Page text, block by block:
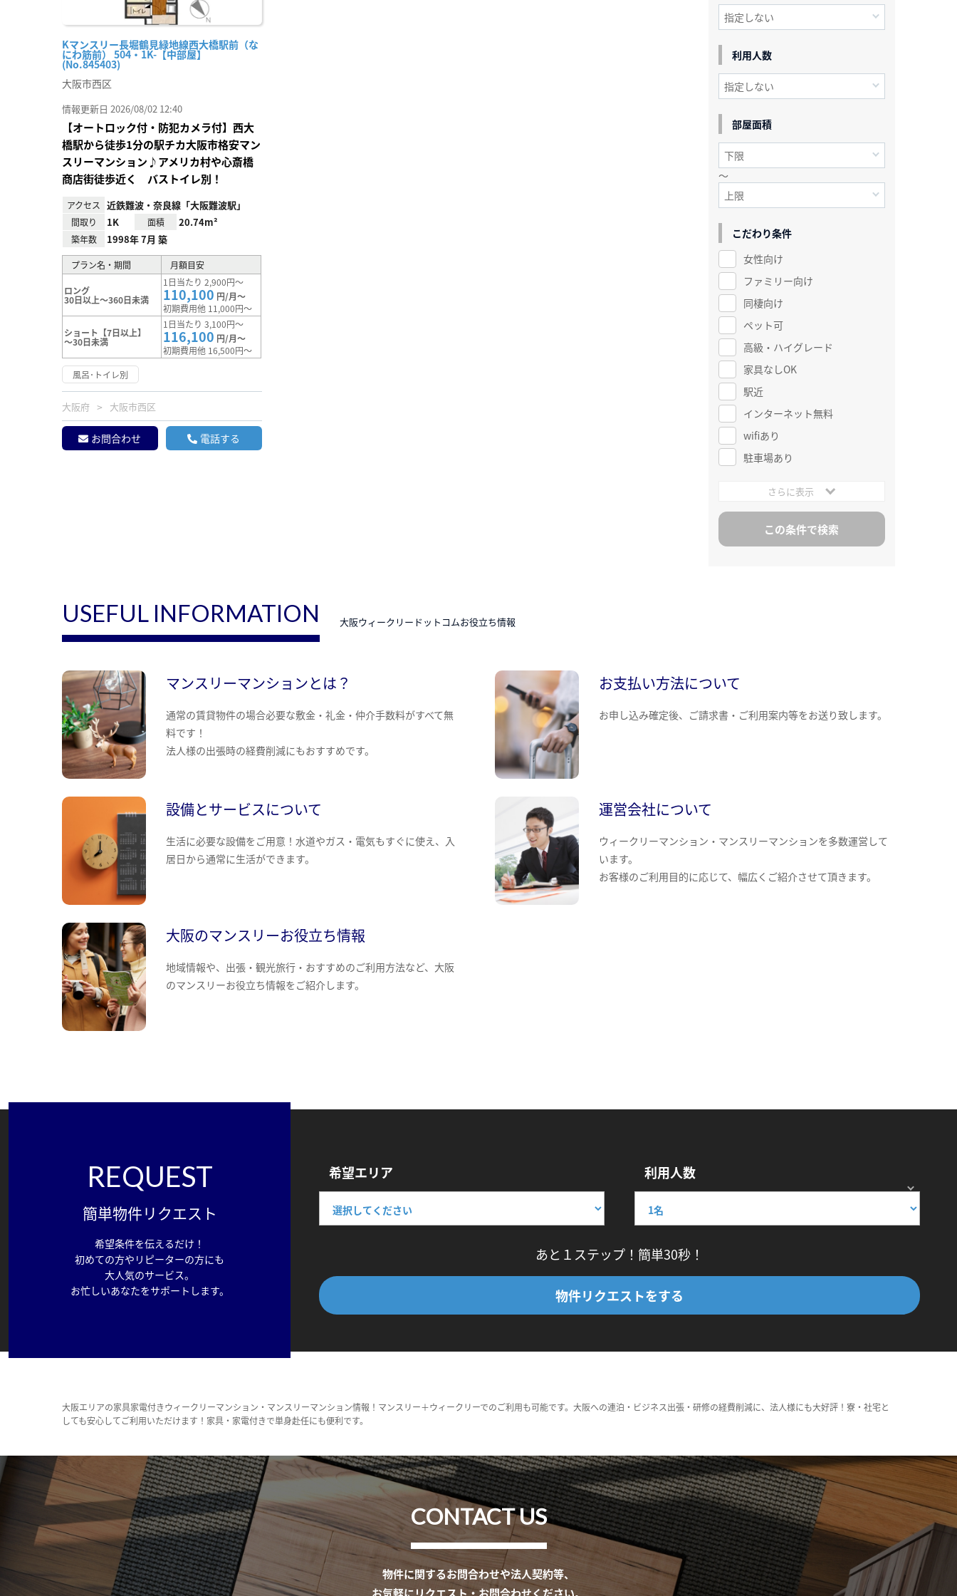
Kマンスリー長堀鶴見緑地線西大橋駅前（な
にわ筋前） 504・1K-【中部屋】
(No.845403)
大阪市西区
情報更新日 2026/08/02 12:40
【オートロック付・防犯カメラ付】西大
橋駅から徒歩1分の駅チカ大阪市格安マン
スリーマンション♪アメリカ村や心斎橋
商店街徒歩近く バストイレ別！
アクセス 近鉄難波・奈良線「大阪難波駅」
間取り 1K 面積 20.74m²
築年数 1998年 7月 築
プラン名・期間 月額目安
ロング
30日以上～360日未満
1日当たり 2,900円～
110,100 円/月～
初期費用他 11,000円～
ショート【7日以上】
～30日未満
1日当たり 3,100円～
116,100 円/月～
初期費用他 16,500円～
風呂･トイレ別
大阪府 大阪市西区
お問合わせ 電話する
利用人数
部屋面積
～
こだわり条件
女性向け
ファミリー向け
同棲向け
ペット可
高級・ハイグレード
家具なしOK
駅近
インターネット無料
wifiあり
駐車場あり
さらに表示
USEFUL INFORMATION 大阪ウィークリードットコムお役立ち情報
マンスリーマンションとは？
通常の賃貸物件の場合必要な敷金・礼金・仲介手数料がすべて無
料です！
法人様の出張時の経費削減にもおすすめです。
お支払い方法について
お申し込み確定後、ご請求書・ご利用案内等をお送り致します。
設備とサービスについて
生活に必要な設備をご用意！水道やガス・電気もすぐに使え、入
居日から通常に生活ができます。
運営会社について
ウィークリーマンション・マンスリーマンションを多数運営して
います。
お客様のご利用目的に応じて、幅広くご紹介させて頂きます。
大阪のマンスリーお役立ち情報
地域情報や、出張・観光旅行・おすすめのご利用方法など、大阪
のマンスリーお役立ち情報をご紹介します。
REQUEST
簡単物件リクエスト
希望条件を伝えるだけ！
初めての方やリピーターの方にも
大人気のサービス。
お忙しいあなたをサポートします。
希望エリア 利用人数
あと１ステップ！簡単30秒！
物件リクエストをする
大阪エリアの家具家電付きウィークリーマンション・マンスリーマンション情報！マンスリー＋ウィークリーでのご利用も可能です。大阪への連泊・ビジネス出張・研修の経費削減に、法人様にも大好評！寮・社宅と
しても安心してご利用いただけます！家具・家電付きで単身赴任にも便利です。
CONTACT US
物件に関するお問合わせや法人契約等、
お気軽にリクエスト・お問合わせください。